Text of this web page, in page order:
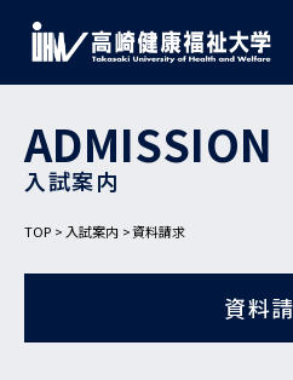
ADMISSION
入試案内
TOP 入試案内 資料請求
資料